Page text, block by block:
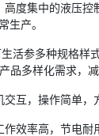
度集中的液压控
生产。
活参多种规格样
品多样化需求，减
互，操作简单，
效率高，节电耐